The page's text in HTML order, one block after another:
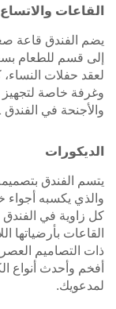
القاعات والاتساع
لعقد حفلات
وغرفة خاصة
والأجنحة في الفندق 161 غرفة.
الديكورات
يتسم الفندق
والذي يكسبه أجواء
كل زاوية في الفندق
القاعات بأرضياتها
ذات التصاميم
أفخم وأحدث أنواع
لمدعويك.